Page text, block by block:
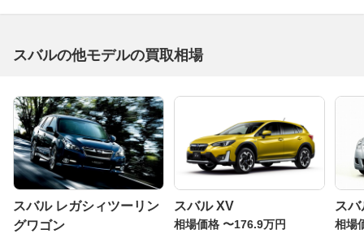
スバルの他モデルの買取相場
スバル レガシィツーリン
グワゴン
スバル XV
相場価格 〜176.9万円
ス
相場